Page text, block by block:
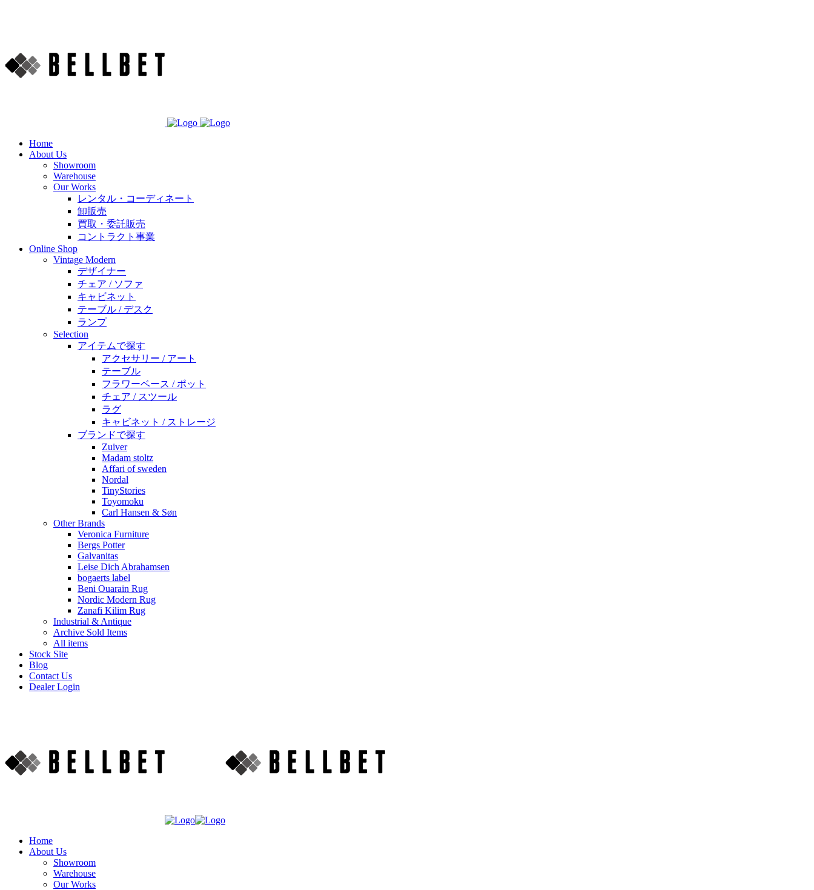
Home
About Us
Showroom
Warehouse
Our Works
レンタル・コーディネート
卸販売
買取・委託販売
コントラクト事業
Online Shop
Vintage Modern
デザイナー
チェア / ソファ
キャビネット
テーブル / デスク
ランプ
Selection
アイテムで探す
アクセサリー / アート
テーブル
フラワーベース / ポット
チェア / スツール
ラグ
キャビネット / ストレージ
ブランドで探す
Zuiver
Madam stoltz
Affari of sweden
Nordal
TinyStories
Toyomoku
Carl Hansen & Søn
Other Brands
Veronica Furniture
Bergs Potter
Galvanitas
Leise Dich Abrahamsen
bogaerts label
Beni Ouarain Rug
Nordic Modern Rug
Zanafi Kilim Rug
Industrial & Antique
Archive Sold Items
All items
Stock Site
Blog
Contact Us
Dealer Login
Home
About Us
Showroom
Warehouse
Our Works